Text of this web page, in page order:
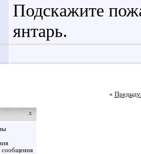
Подскажите
янтарь.
«
сообщения